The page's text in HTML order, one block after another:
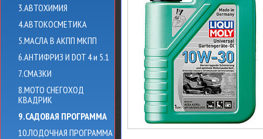
3.АВТОХИМИЯ
4.АВТОКОСМЕТИКА
5.МАСЛА В АКПП МКПП
6.АНТИФРИЗ И DOT 4 и 5.1
7.СМАЗКИ
8.МОТО СНЕГОХОД
КВАДРИК
9.САДОВАЯ ПРОГРАММА
10.ЛОДОЧНАЯ ПРОГРАММА